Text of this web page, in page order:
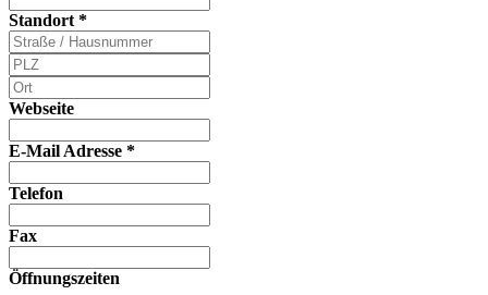
Standort *
Webseite
E-Mail Adresse *
Telefon
Fax
Öffnungszeiten